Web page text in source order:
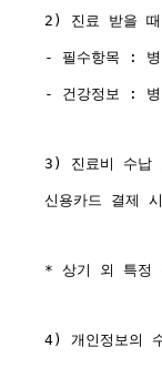
2) 진료 받을 때
- 필수항목 : 병
- 건강정보 : 병
3) 진료비 수납
신용카드 결제
* 상기 외 특정
4) 개인정보의